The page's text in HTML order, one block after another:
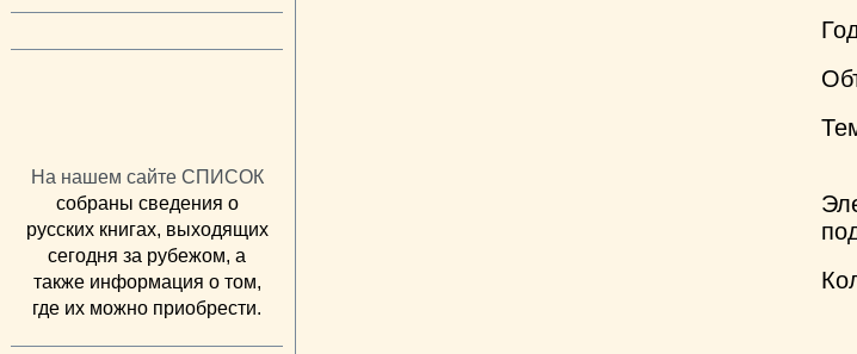
На нашем сайте СПИСОК
собраны сведения о
русских книгах, выходящих
сегодня за рубежом, а
также информация о том,
где их можно приобрести.